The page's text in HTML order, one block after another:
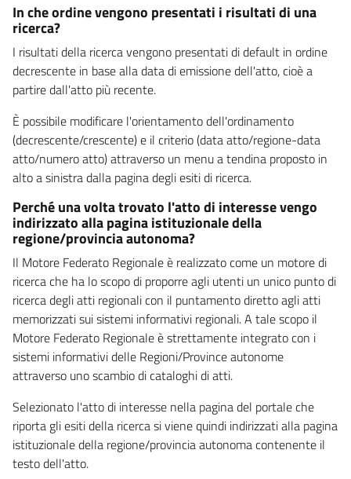
In che ordine vengono presentati i risultati di una
ricerca?
I risultati della ricerca vengono presentati di default in ordine
decrescente in base alla data di emissione dell'atto, cioè a
partire dall'atto più recente.
È possibile modificare l'orientamento dell'ordinamento
(decrescente/crescente) e il criterio (data atto/regione-data
atto/numero atto) attraverso un menu a tendina proposto in
alto a sinistra dalla pagina degli esiti di ricerca.
Perché una volta trovato l'atto di interesse vengo
indirizzato alla pagina istituzionale della
regione/provincia autonoma?
Il Motore Federato Regionale è realizzato come un motore di
ricerca che ha lo scopo di proporre agli utenti un unico punto di
ricerca degli atti regionali con il puntamento diretto agli atti
memorizzati sui sistemi informativi regionali. A tale scopo il
Motore Federato Regionale è strettamente integrato con i
sistemi informativi delle Regioni/Province autonome
attraverso uno scambio di cataloghi di atti.
Selezionato l'atto di interesse nella pagina del portale che
riporta gli esiti della ricerca si viene quindi indirizzati alla pagina
istituzionale della regione/provincia autonoma contenente il
testo dell'atto.